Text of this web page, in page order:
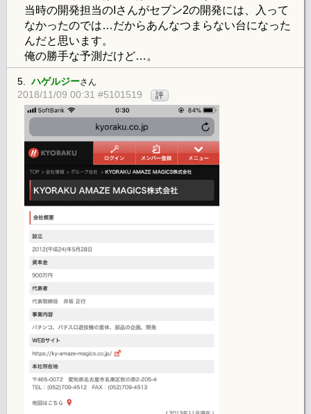
当時の開発担当のIさんがセブン2の開発には、入って
なかったのでは…だからあんなつまらない台になった
んだと思います。
俺の勝手な予測だけど…。
5.ハゲルジーさん
2018/11/09 00:31 #5101519 評